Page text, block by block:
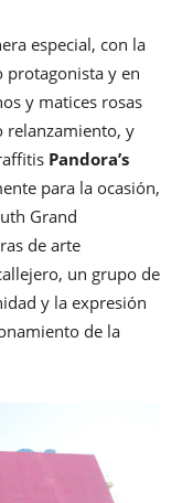
especial, con la
protagonista y en
y matices rosas
relanzamiento, y
Pandora’s
para la ocasión,
Grand
de arte
un grupo de
y la expresión
de la